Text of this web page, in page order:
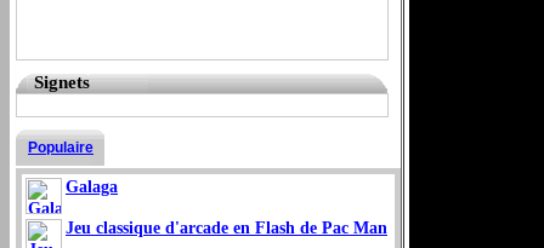
Signets
Populaire
Galaga
Jeu classique d'arcade en Flash de Pac Man